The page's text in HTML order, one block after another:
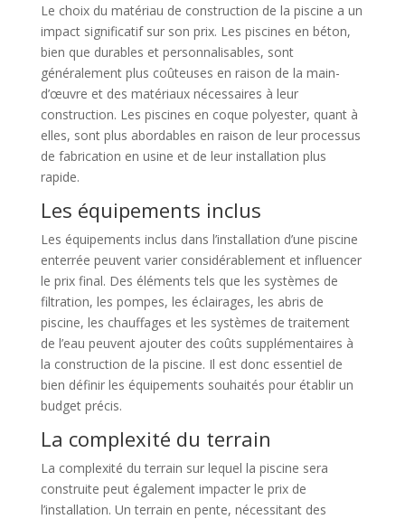
Le choix du matériau de construction de la piscine a un
impact significatif sur son prix. Les piscines en béton,
bien que durables et personnalisables, sont
généralement plus coûteuses en raison de la main-
d’œuvre et des matériaux nécessaires à leur
construction. Les piscines en coque polyester, quant à
elles, sont plus abordables en raison de leur processus
de fabrication en usine et de leur installation plus
rapide.
Les équipements inclus
Les équipements inclus dans l’installation d’une piscine
enterrée peuvent varier considérablement et influencer
le prix final. Des éléments tels que les systèmes de
filtration, les pompes, les éclairages, les abris de
piscine, les chauffages et les systèmes de traitement
de l’eau peuvent ajouter des coûts supplémentaires à
la construction de la piscine. Il est donc essentiel de
bien définir les équipements souhaités pour établir un
budget précis.
La complexité du terrain
La complexité du terrain sur lequel la piscine sera
construite peut également impacter le prix de
l’installation. Un terrain en pente, nécessitant des